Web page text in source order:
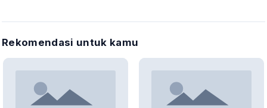
Rekomendasi untuk kamu